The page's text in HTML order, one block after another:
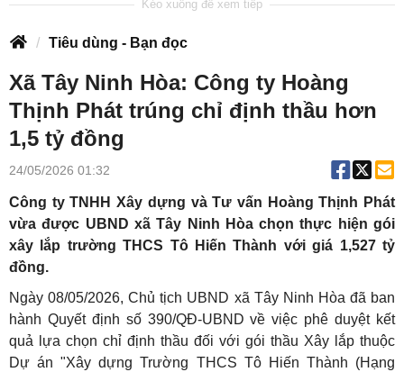
Tiêu dùng - Bạn đọc
Xã Tây Ninh Hòa: Công ty Hoàng
Thịnh Phát trúng chỉ định thầu hơn
1,5 tỷ đồng
24/05/2026 01:32
Công ty TNHH Xây dựng và Tư vấn Hoàng Thịnh Phát
vừa được UBND xã Tây Ninh Hòa chọn thực hiện gói
xây lắp trường THCS Tô Hiến Thành với giá 1,527 tỷ
đồng.
Ngày 08/05/2026, Chủ tịch UBND xã Tây Ninh Hòa đã ban
hành Quyết định số 390/QĐ-UBND về việc phê duyệt kết
quả lựa chọn chỉ định thầu đối với gói thầu Xây lắp thuộc
Dự án "Xây dựng Trường THCS Tô Hiến Thành (Hạng